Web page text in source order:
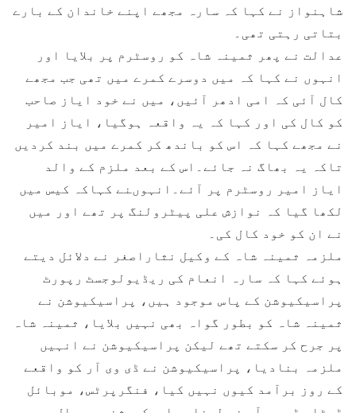
شاہنواز نے کہا کہ سارہ مجھے اپنے خاندان کے بارے
بتاتی رہتی تھی۔
عدالت نے پھر ثمینہ شاہ کو روسٹرم پر بلایا اور
انہوں نے کہا کہ میں دوسرے کمرے میں تھی جب مجھے
کال آئی کہ امی ادھر آئیں، میں نے خود ایاز صاحب
کو کال کی اور کہا کہ یہ واقعہ ہوگیا، ایاز امیر
نے مجھے کہا کہ اس کو باندھ کر کمرے میں بند کردیں
تاکہ یہ بھاگ نہ جائے۔اس کے بعد ملزم کے والد
ایاز امیر روسٹرم پر آئے۔انہوںنے کہاکہ کیس میں
لکھا گیا کہ نوازش علی پیٹرولنگ پر تھے اور میں
نے ان کو خود کال کی۔
ملزمہ ثمینہ شاہ کے وکیل نثاراصغر نے دلائل دیتے
ہوئے کہا کہ سارہ انعام کی ریڈیولوجسٹ رپورٹ
پراسیکیوشن کے پاس موجود ہیں، پراسیکیوشن نے
ثمینہ شاہ کو بطور گواہ بھی نہیں بلایا، ثمینہ شاہ
پر جرح کر سکتے تھے لیکن پراسیکیوشن نے انہیں
ملزمہ بنادیا، پراسیکیوشن نے ڈی وی آر کو واقعے
کے روز برآمد کیوں نہیں کیا، فنگرپرٹس، موبائل